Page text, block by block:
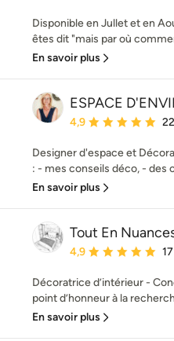
Disponible en Jullet et en
êtes dit "mais par où
En savoir plus
ESPACE
Note moyenne : 4.9
4,9
Designer d'espace et
: - mes conseils déco, - des
En savoir plus
Tout En
Note moyenne : 4.9
4,9
Décoratrice d’intérieur -
point d’honneur à la
En savoir plus